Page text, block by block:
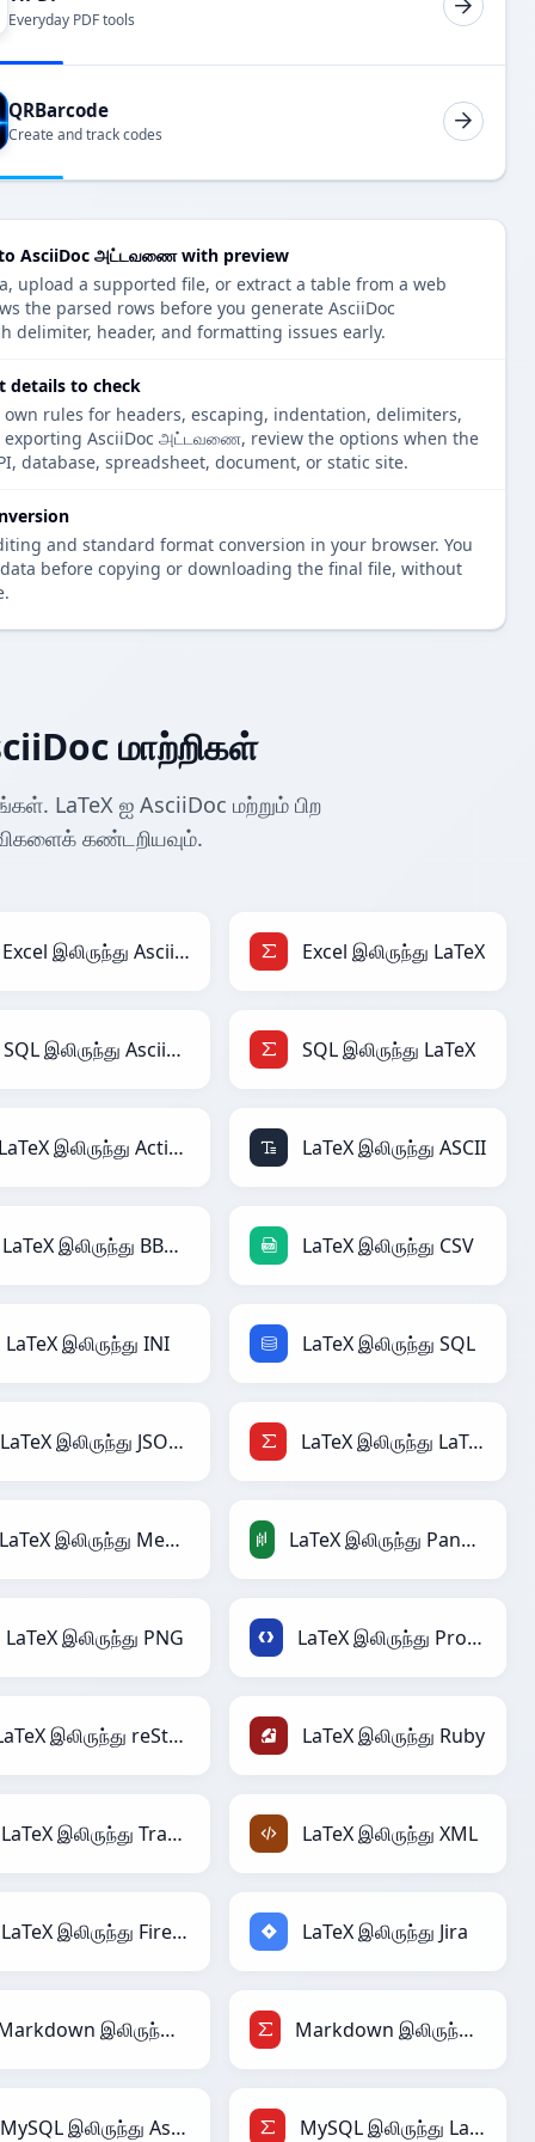
Everyday PDF tools
QRBarcode
Create and track codes
AsciiDoc அட்டவணை with preview
upload a supported file, or extract a table from a web
the parsed rows before you generate AsciiDoc
header, and formatting issues early.
to check
rules for headers, escaping, indentation, delimiters,
exporting AsciiDoc அட்டவணை, review the options when the
database, spreadsheet, document, or static site.
and standard format conversion in your browser. You
before copying or downloading the final file, without
மாற்றிகள்
LaTeX ஐ AsciiDoc மற்றும் பிற
கண்டறியவும்.
Excel இலிருந்து AsciiDoc Excel இலிருந்து LaTeX
SQL இலிருந்து AsciiDoc SQL இலிருந்து LaTeX
LaTeX இலிருந்து ActionScript LaTeX இலிருந்து ASCII
LaTeX இலிருந்து BBCode LaTeX இலிருந்து CSV
LaTeX இலிருந்து INI LaTeX இலிருந்து SQL
LaTeX இலிருந்து JSONLines LaTeX இலிருந்து LaTeX
LaTeX இலிருந்து MediaWiki LaTeX இலிருந்து PandasDataFrame
LaTeX இலிருந்து PNG LaTeX இலிருந்து Protobuf
LaTeX இலிருந்து reStructuredText LaTeX இலிருந்து Ruby
LaTeX இலிருந்து TracWiki LaTeX இலிருந்து XML
LaTeX இலிருந்து Firebase LaTeX இலிருந்து Jira
Markdown இலிருந்து AsciiDoc Markdown இலிருந்து LaTeX
MySQL இலிருந்து AsciiDoc MySQL இலிருந்து LaTeX